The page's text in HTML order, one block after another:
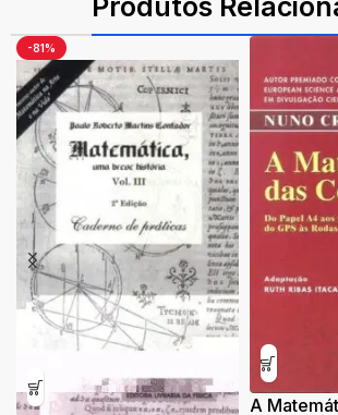
Produtos
-81%
A